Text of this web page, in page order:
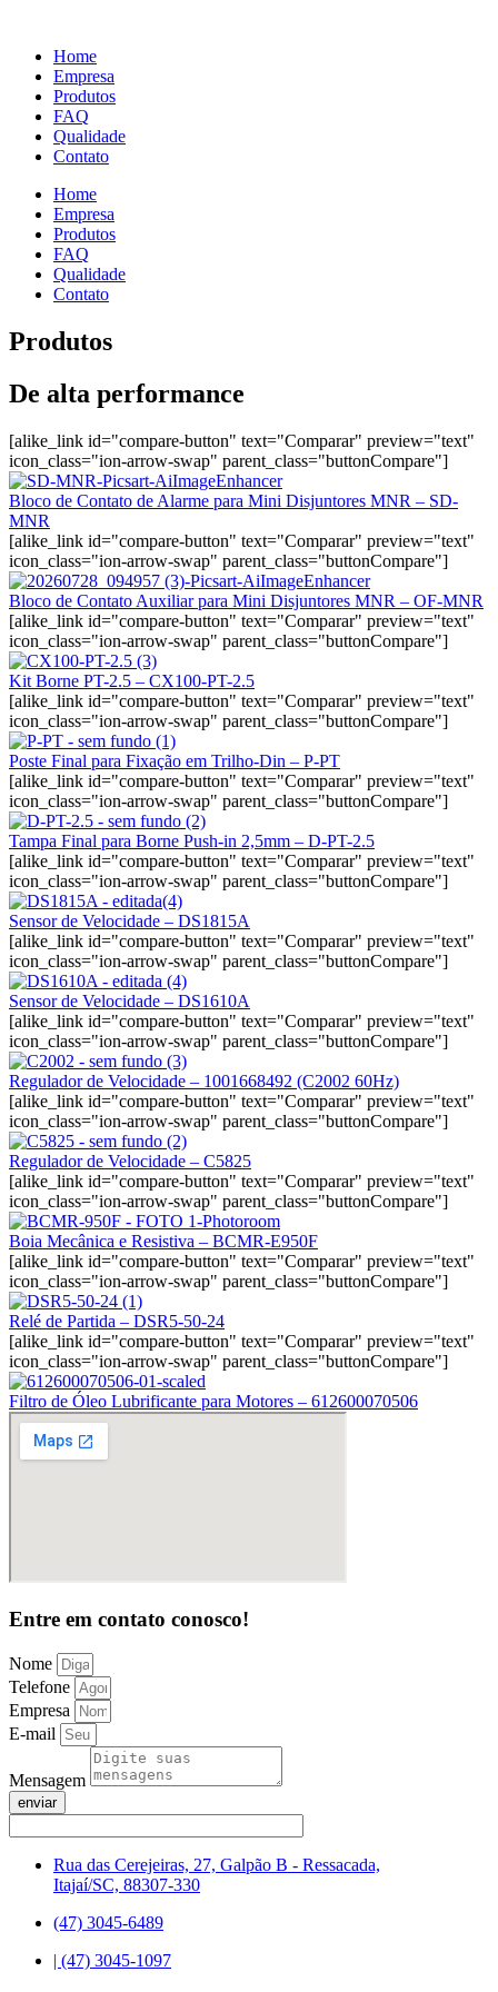
conteúdo
Home
Empresa
Produtos
FAQ
Qualidade
Contato
Home
Empresa
Produtos
FAQ
Qualidade
Contato
Produtos
De alta performance
[alike_link id="compare-button" text="Comparar" preview="text"
icon_class="ion-arrow-swap" parent_class="buttonCompare"]
Bloco de Contato de Alarme para Mini Disjuntores MNR – SD-
MNR
[alike_link id="compare-button" text="Comparar" preview="text"
icon_class="ion-arrow-swap" parent_class="buttonCompare"]
Bloco de Contato Auxiliar para Mini Disjuntores MNR – OF-MNR
[alike_link id="compare-button" text="Comparar" preview="text"
icon_class="ion-arrow-swap" parent_class="buttonCompare"]
Kit Borne PT-2.5 – CX100-PT-2.5
[alike_link id="compare-button" text="Comparar" preview="text"
icon_class="ion-arrow-swap" parent_class="buttonCompare"]
Poste Final para Fixação em Trilho-Din – P-PT
[alike_link id="compare-button" text="Comparar" preview="text"
icon_class="ion-arrow-swap" parent_class="buttonCompare"]
Tampa Final para Borne Push-in 2,5mm – D-PT-2.5
[alike_link id="compare-button" text="Comparar" preview="text"
icon_class="ion-arrow-swap" parent_class="buttonCompare"]
Sensor de Velocidade – DS1815A
[alike_link id="compare-button" text="Comparar" preview="text"
icon_class="ion-arrow-swap" parent_class="buttonCompare"]
Sensor de Velocidade – DS1610A
[alike_link id="compare-button" text="Comparar" preview="text"
icon_class="ion-arrow-swap" parent_class="buttonCompare"]
Regulador de Velocidade – 1001668492 (C2002 60Hz)
[alike_link id="compare-button" text="Comparar" preview="text"
icon_class="ion-arrow-swap" parent_class="buttonCompare"]
Regulador de Velocidade – C5825
[alike_link id="compare-button" text="Comparar" preview="text"
icon_class="ion-arrow-swap" parent_class="buttonCompare"]
Boia Mecânica e Resistiva – BCMR-E950F
[alike_link id="compare-button" text="Comparar" preview="text"
icon_class="ion-arrow-swap" parent_class="buttonCompare"]
Relé de Partida – DSR5-50-24
[alike_link id="compare-button" text="Comparar" preview="text"
icon_class="ion-arrow-swap" parent_class="buttonCompare"]
Filtro de Óleo Lubrificante para Motores – 612600070506
Entre em contato conosco!
Nome
Telefone
Empresa
E-mail
Mensagem
enviar
Rua das Cerejeiras, 27, Galpão B - Ressacada,
Itajaí/SC, 88307-330
(47) 3045-6489
| (47) 3045-1097